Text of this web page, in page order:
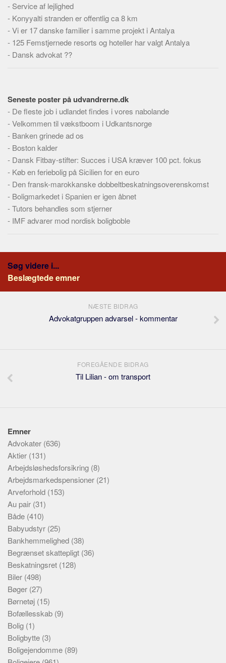
- Service af lejlighed
- Konyyalti stranden er offentlig ca 8 km
-Vi er 17 danske familier i samme projekt i Antalya
- 125 Femstjernede resorts og hoteller har valgt Antalya
- Dansk advokat ??
Seneste poster på udvandrerne.dk
- De fleste job i udlandet findes i vores nabolande
-Velkommen til vækstboom i Udkantsnorge
- Banken grinede ad os
- Boston kalder
- Dansk Fitbay-stifter: Succes i USA kræver 100 pct. fokus
- Køb en feriebolig på Sicilien for en euro
- Den fransk-marokkanske dobbeltbeskatningsoverenskomst
- Boligmarkedet i Spanien er igen åbnet
-Tutors behandles som stjerner
- IMF advarer mod nordisk boligboble
Søg videre i...
Beslægtede emner
NÆSTE BIDRAG
Advokatgruppen advarsel - kommentar
FOREGÅENDE BIDRAG
Til Lilian - om transport
Emner
Advokater (636)
Aktier (131)
Arbejdsløshedsforsikring (8)
Arbejdsmarkedspensioner (21)
Arveforhold (153)
Au pair (31)
Både (410)
Babyudstyr (25)
Bankhemmelighed (38)
Begrænset skattepligt (36)
Beskatningsret (128)
Biler (498)
Bøger (27)
Børnetøj (15)
Bofællesskab (9)
Bolig (1)
Boligbytte (3)
Boligejendomme (89)